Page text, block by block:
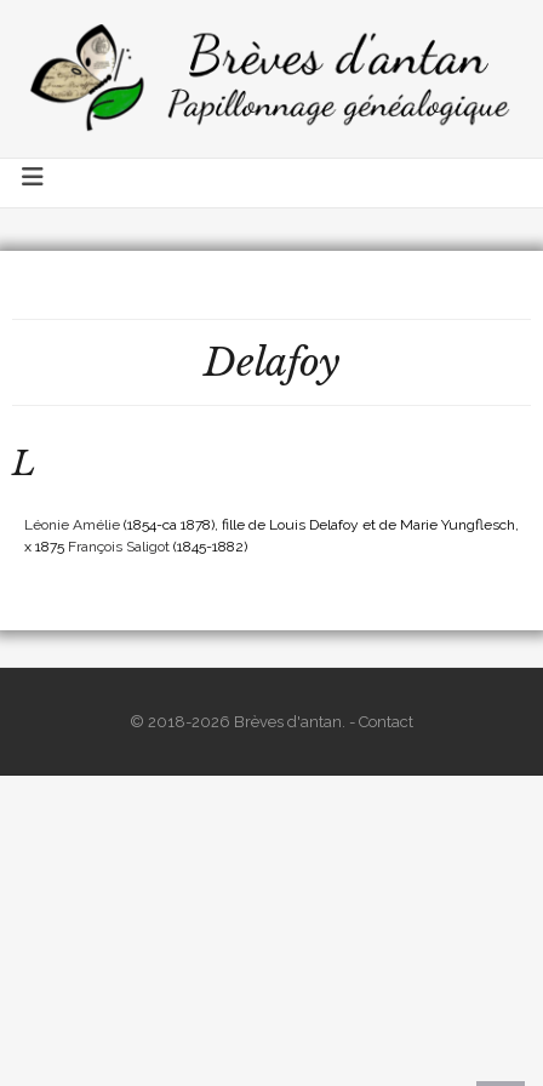
Delafoy
L
Léonie Amélie (1854-ca 1878), fille de Louis Delafoy et de Marie Yungflesch,
x 1875 François Saligot (1845-1882)
© 2018-2026 Brèves d'antan. - Contact